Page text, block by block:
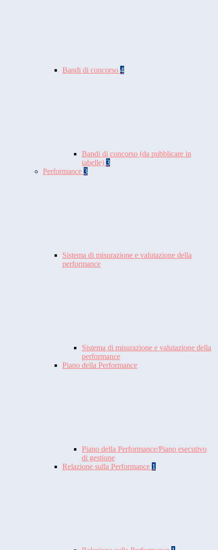
Bandi di concorso 4
Bandi di concorso (da pubblicare in
tabelle) 3
Performance 3
Sistema di misurazione e valutazione della
performance
Sistema di misurazione e valutazione della
performance
Piano della Performance
Piano della Performance/Piano esecutivo
di gestione
Relazione sulla Performance 1